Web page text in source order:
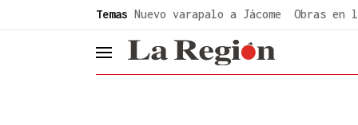
Temas Nuevo varapalo a Jácome Obras en
header.menu.open